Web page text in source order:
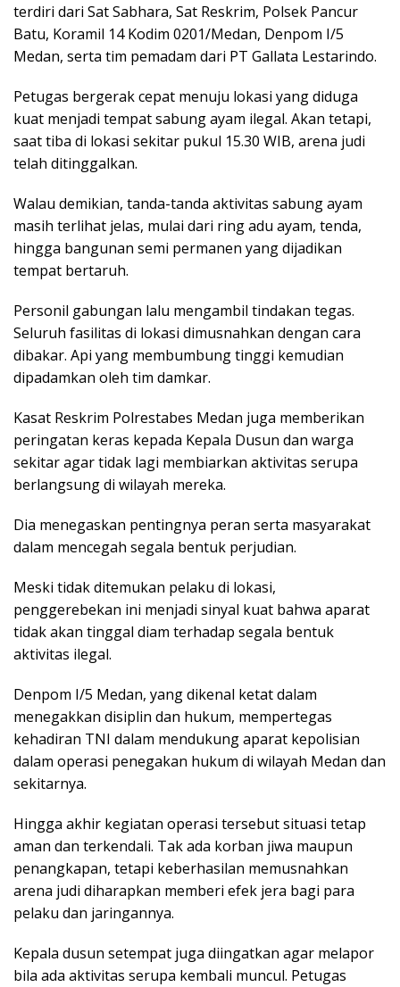
terdiri dari Sat Sabhara, Sat Reskrim, Polsek Pancur
Batu, Koramil 14 Kodim 0201/Medan, Denpom I/5
Medan, serta tim pemadam dari PT Gallata Lestarindo.
Petugas bergerak cepat menuju lokasi yang diduga
kuat menjadi tempat sabung ayam ilegal. Akan tetapi,
saat tiba di lokasi sekitar pukul 15.30 WIB, arena judi
telah ditinggalkan.
Walau demikian, tanda-tanda aktivitas sabung ayam
masih terlihat jelas, mulai dari ring adu ayam, tenda,
hingga bangunan semi permanen yang dijadikan
tempat bertaruh.
Personil gabungan lalu mengambil tindakan tegas.
Seluruh fasilitas di lokasi dimusnahkan dengan cara
dibakar. Api yang membumbung tinggi kemudian
dipadamkan oleh tim damkar.
Kasat Reskrim Polrestabes Medan juga memberikan
peringatan keras kepada Kepala Dusun dan warga
sekitar agar tidak lagi membiarkan aktivitas serupa
berlangsung di wilayah mereka.
Dia menegaskan pentingnya peran serta masyarakat
dalam mencegah segala bentuk perjudian.
Meski tidak ditemukan pelaku di lokasi,
penggerebekan ini menjadi sinyal kuat bahwa aparat
tidak akan tinggal diam terhadap segala bentuk
aktivitas ilegal.
Denpom I/5 Medan, yang dikenal ketat dalam
menegakkan disiplin dan hukum, mempertegas
kehadiran TNI dalam mendukung aparat kepolisian
dalam operasi penegakan hukum di wilayah Medan dan
sekitarnya.
Hingga akhir kegiatan operasi tersebut situasi tetap
aman dan terkendali. Tak ada korban jiwa maupun
penangkapan, tetapi keberhasilan memusnahkan
arena judi diharapkan memberi efek jera bagi para
pelaku dan jaringannya.
Kepala dusun setempat juga diingatkan agar melapor
bila ada aktivitas serupa kembali muncul. Petugas